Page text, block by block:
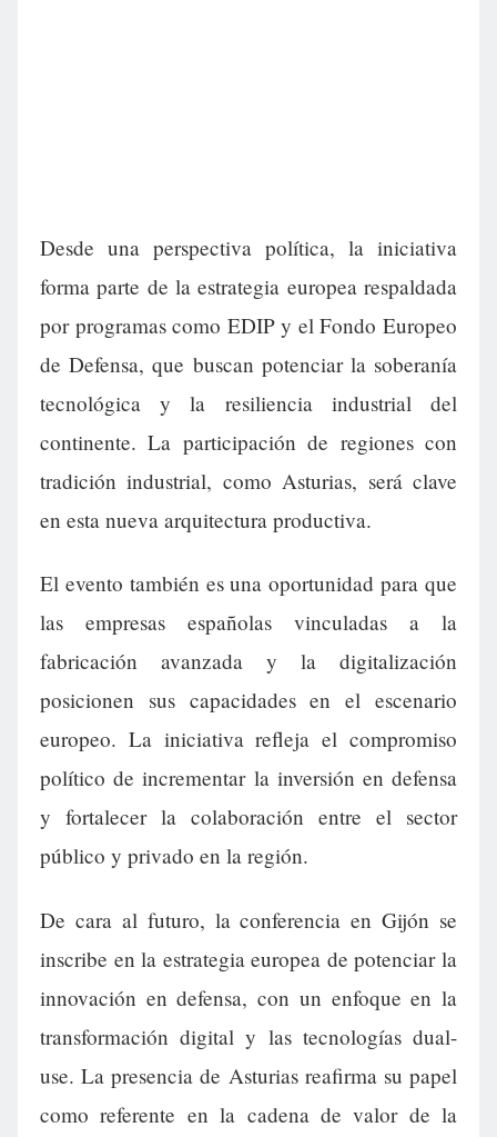
Desde una perspectiva política, la iniciativa
forma parte de la estrategia europea respaldada
por programas como EDIP y el Fondo Europeo
de Defensa, que buscan potenciar la soberanía
tecnológica y la resiliencia industrial del
continente. La participación de regiones con
tradición industrial, como Asturias, será clave
en esta nueva arquitectura productiva.
El evento también es una oportunidad para que
las empresas españolas vinculadas a la
fabricación avanzada y la digitalización
posicionen sus capacidades en el escenario
europeo. La iniciativa refleja el compromiso
político de incrementar la inversión en defensa
y fortalecer la colaboración entre el sector
público y privado en la región.
De cara al futuro, la conferencia en Gijón se
inscribe en la estrategia europea de potenciar la
innovación en defensa, con un enfoque en la
transformación digital y las tecnologías dual-
use. La presencia de Asturias reafirma su papel
como referente en la cadena de valor de la